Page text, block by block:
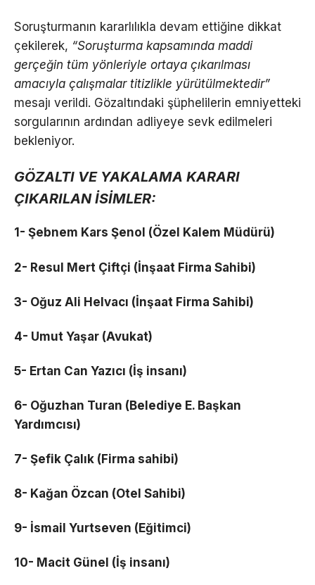
Soruşturmanın kararlılıkla devam ettiğine dikkat
çekilerek, “Soruşturma kapsamında maddi
gerçeğin tüm yönleriyle ortaya çıkarılması
amacıyla çalışmalar titizlikle yürütülmektedir”
mesajı verildi. Gözaltındaki şüphelilerin emniyetteki
sorgularının ardından adliyeye sevk edilmeleri
bekleniyor.
GÖZALTI VE YAKALAMA KARARI
ÇIKARILAN İSİMLER:
1- Şebnem Kars Şenol (Özel Kalem Müdürü)
2- Resul Mert Çiftçi (İnşaat Firma Sahibi)
3- Oğuz Ali Helvacı (İnşaat Firma Sahibi)
4- Umut Yaşar (Avukat)
5- Ertan Can Yazıcı (İş insanı)
6- Oğuzhan Turan (Belediye E. Başkan
Yardımcısı)
7- Şefik Çalık (Firma sahibi)
8- Kağan Özcan (Otel Sahibi)
9- İsmail Yurtseven (Eğitimci)
10- Macit Günel (İş insanı)